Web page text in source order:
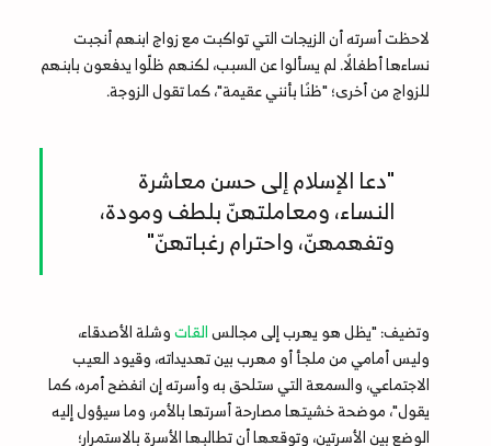
لاحظت أسرته أن الزيجات التي تواكبت مع زواج ابنهم أنجبت
نساءها أطفالًا. لم يسألوا عن السبب، لكنهم ظلّوا يدفعون بابنهم
للزواج من أخرى؛ "ظنًا بأنني عقيمة"، كما تقول الزوجة.
"دعا الإسلام إلى حسن معاشرة
النساء، ومعاملتهنّ بلطف ومودة،
وتفهمهنّ، واحترام رغباتهنّ"
وتضيف: "يظل هو يهرب إلى مجالسالقاتوشلة الأصدقاء،
وليس أمامي من ملجأ أو مهرب بين تهديداته، وقيود العيب
الاجتماعي، والسمعة التي ستلحق به وأسرته إن انفضح أمره، كما
يقول"، موضحة خشيتها مصارحة أسرتها بالأمر، وما سيؤول إليه
الوضع بين الأسرتين، وتوقعها أن تطالبها الأسرة بالاستمرار؛